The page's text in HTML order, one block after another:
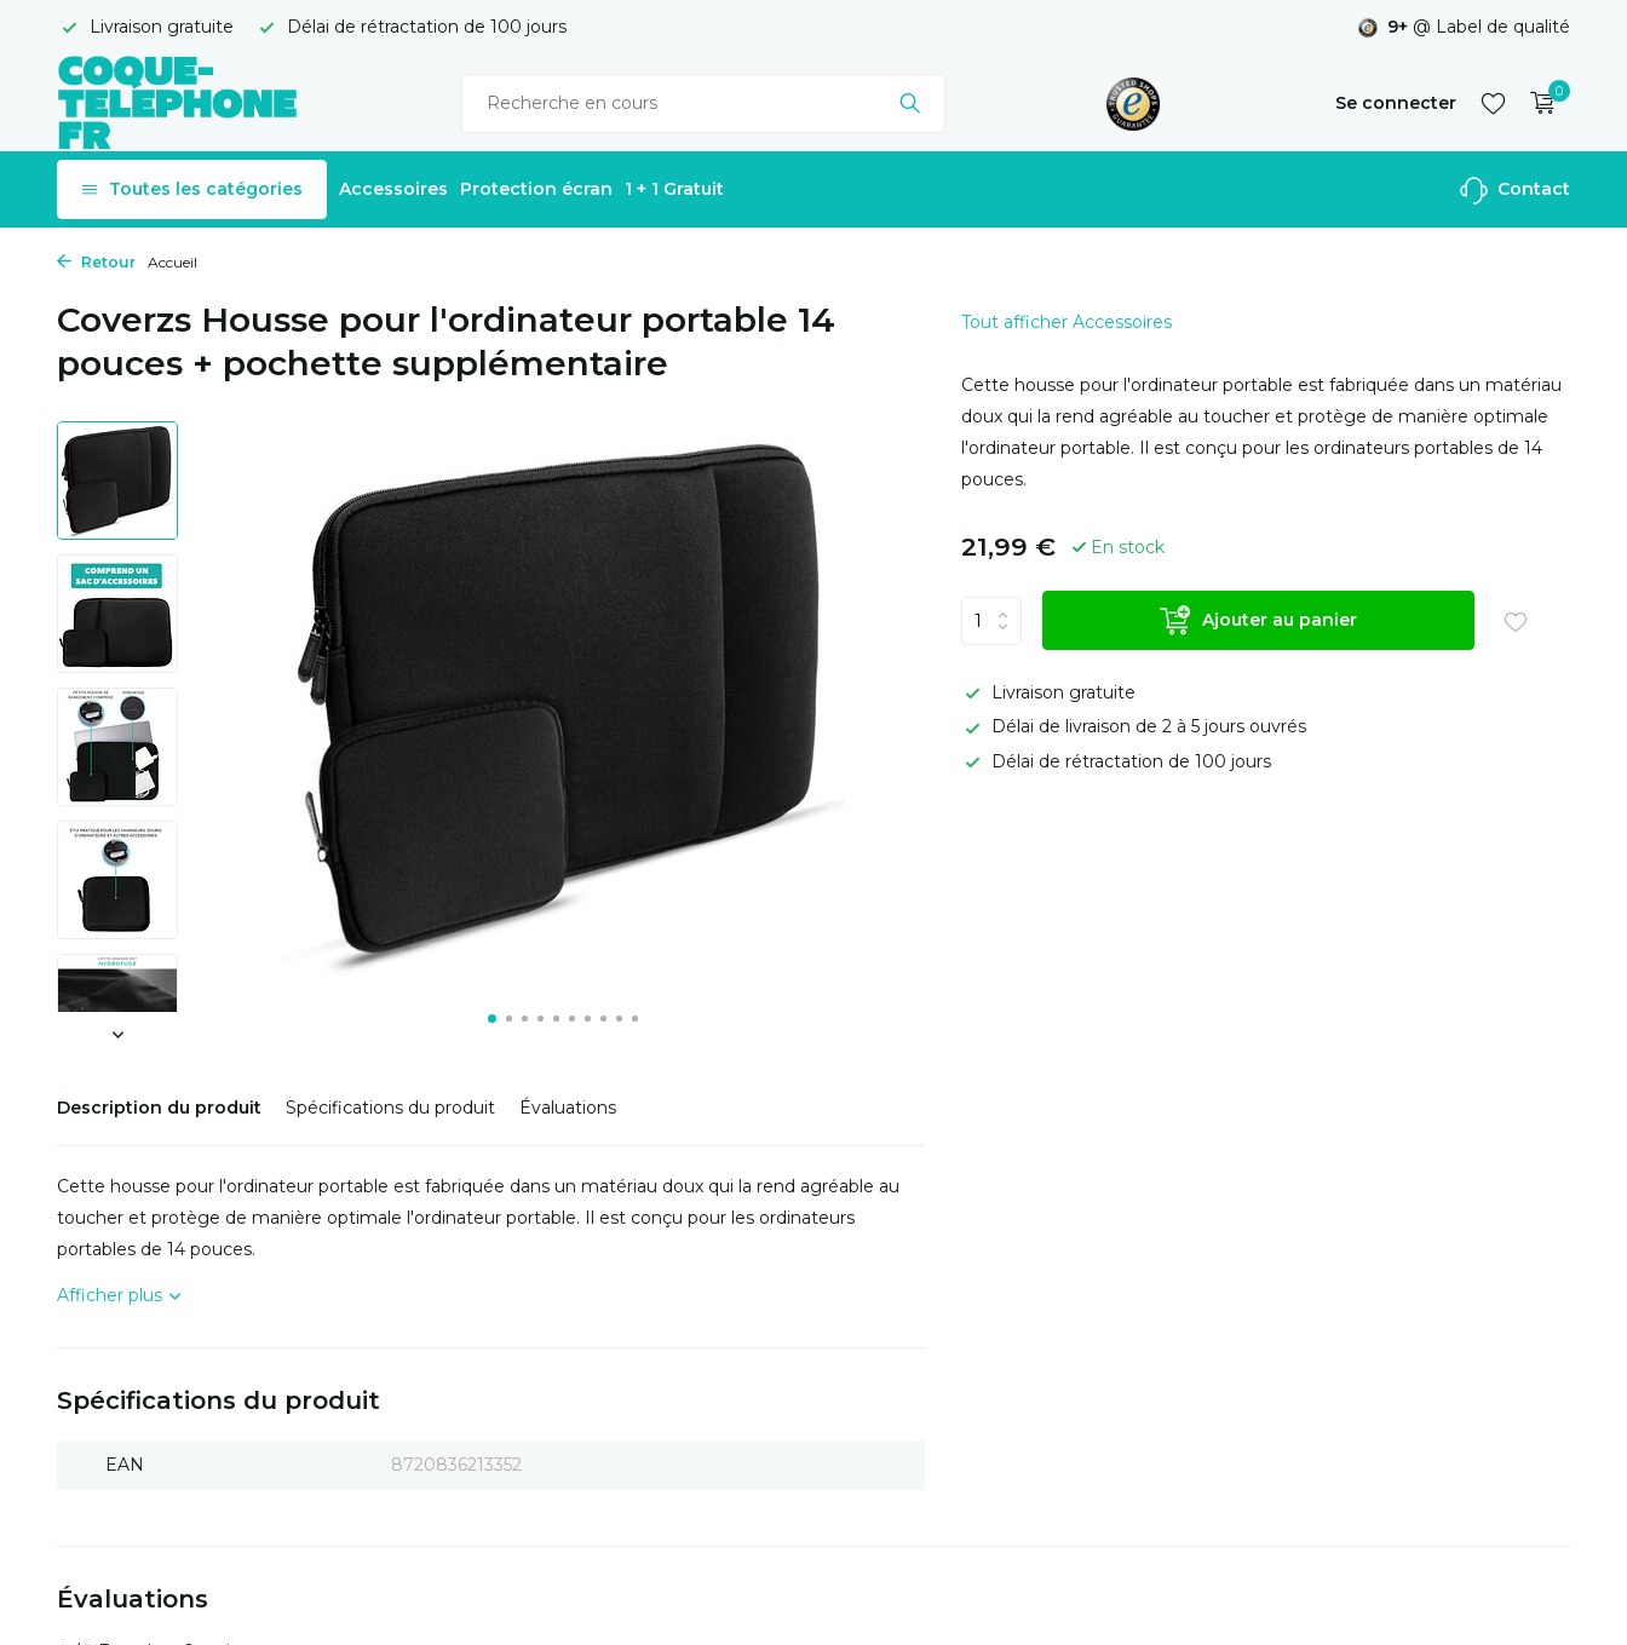
Livraison gratuite Délai de rétractation de 100 jours 9+ @ Label de qualité
Se connecter
S'inscrire
0
Toutes les catégories Accessoires Protection écran 1 + 1 Gratuit Contact
Retour Accueil
Coverzs Housse pour l'ordinateur portable 14
pouces + pochette supplémentaire
Description du produit Spécifications du produit Évaluations
Cette housse pour l'ordinateur portable est fabriquée dans un matériau doux qui la rend agréable au
toucher et protège de manière optimale l'ordinateur portable. Il est conçu pour les ordinateurs
portables de 14 pouces.
Afficher plus
Spécifications du produit
EAN 8720836213352
Tout afficher Accessoires
Cette housse pour l'ordinateur portable est fabriquée dans un matériau
doux qui la rend agréable au toucher et protège de manière optimale
l'ordinateur portable. Il est conçu pour les ordinateurs portables de 14
pouces.
21,99 € En stock
Ajouter au panier
Livraison gratuite
Délai de livraison de 2 à 5 jours ouvrés
Délai de rétractation de 100 jours
Évaluations